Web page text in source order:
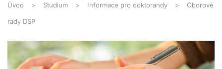
Úvod Studium Informace pro doktorandy Oborové
rady DSP